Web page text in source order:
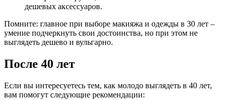
дешевых аксессуаров.
Помните: главное при выборе макияжа и одежды в 30 лет –
умение подчеркнуть свои достоинства, но при этом не
выглядеть дешево и вульгарно.
После 40 лет
Если вы интересуетесь тем, как молодо выглядеть в 40 лет,
вам помогут следующие рекомендации: